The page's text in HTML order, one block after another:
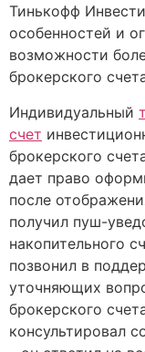
Тинькофф
особенностей и
возможности
брокерского
Индивидуальный
счет
брокерского
дает право
после
получил пуш-
накопительного
позвонил в
уточняющих
брокерского
консультировал